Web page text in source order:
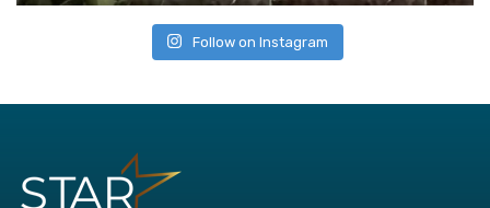
Follow on Instagram